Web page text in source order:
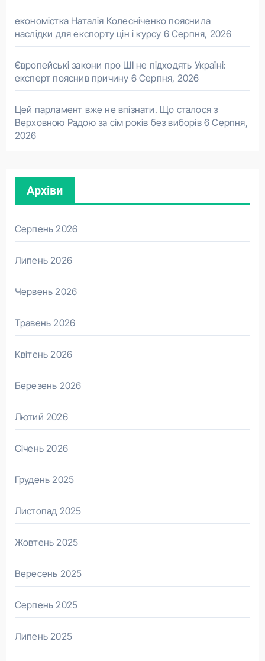
економістка Наталія Колесніченко пояснила
наслідки для експорту цін і курсу 6 Серпня, 2026
Європейські закони про ШІ не підходять Україні:
експерт пояснив причину 6 Серпня, 2026
Цей парламент вже не впізнати. Що сталося з
Верховною Радою за сім років без виборів 6 Серпня,
2026
Архіви
Серпень 2026
Липень 2026
Червень 2026
Травень 2026
Квітень 2026
Березень 2026
Лютий 2026
Січень 2026
Грудень 2025
Листопад 2025
Жовтень 2025
Вересень 2025
Серпень 2025
Липень 2025